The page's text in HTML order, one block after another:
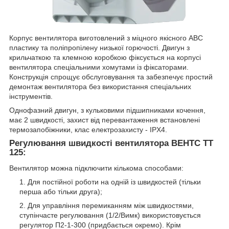
Корпус вентилятора виготовлений з міцного якісного ABС
пластику та поліпропілену низької горючості. Двигун з
крильчаткою та клемною коробкою фіксується на корпусі
вентилятора спеціальними хомутами із фіксаторами.
Конструкція спрощує обслуговування та забезпечує простий
демонтаж вентилятора без використання спеціальних
інструментів.
Однофазний двигун, з кульковими підшипниками кочення,
має 2 швидкості, захист від перевантаження встановлені
термозапобіжники, клас електрозахисту - IPX4.
Регулювання швидкості вентилятора ВЕНТС ТТ
125:
Вентилятор можна підключити кількома способами:
Для постійної роботи на одній із швидкостей (тільки
перша або тільки друга);
Для управління перемиканням між швидкостями,
ступінчасте регулювання (1/2/Вимк) використовується
регулятор П2-1-300 (придбається окремо). Крім